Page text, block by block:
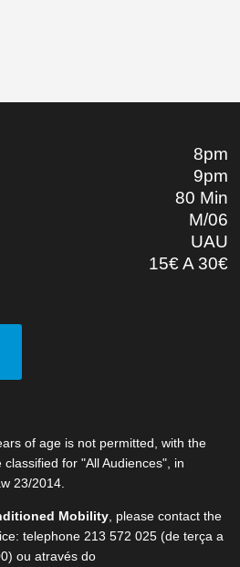
8pm
9pm
80 Min
M/06
UAU
15€ A 30€
of age is not permitted, with the
for "All Audiences", in
23/2014.
Mobility , please contact the
telephone 213 572 025 (de terça a
ou através do